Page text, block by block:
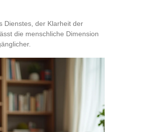
Dienstes, der Klarheit der
die menschliche Dimension